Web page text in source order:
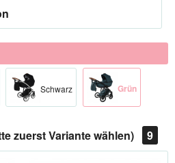
Schwarz Grün
zuerst Variante wählen) 9